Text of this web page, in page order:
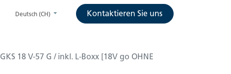
Deutsch (CH) Kontaktieren Sie uns
18 V-57 G / inkl. L-Boxx [18V go OHNE